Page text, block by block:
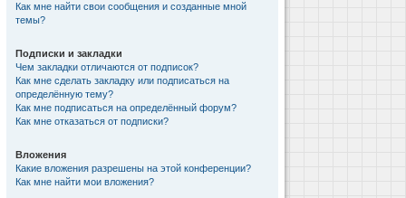
Как мне найти свои сообщения и созданные мной
темы?
Подписки и закладки
Чем закладки отличаются от подписок?
Как мне сделать закладку или подписаться на
определённую тему?
Как мне подписаться на определённый форум?
Как мне отказаться от подписки?
Вложения
Какие вложения разрешены на этой конференции?
Как мне найти мои вложения?